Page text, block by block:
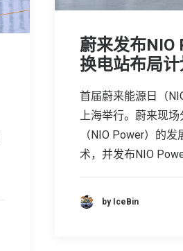
蔚来发布NIO
换电站布局计
首届蔚来能源日（
上海举行。蔚来现
（NIO Power）的
术，并发布NIO
by IceBin